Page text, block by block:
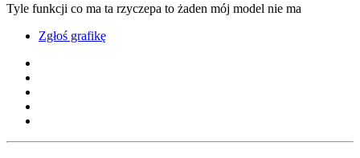
Tyle funkcji co ma ta rzyczepa to żaden mój model nie ma
Zgłoś grafikę